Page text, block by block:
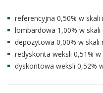
referencyjna 0,50% w skali
lombardowa 1,00% w skali
depozytowa 0,00% w skali
redyskonta weksli 0,51% w
dyskontowa weksli 0,52%